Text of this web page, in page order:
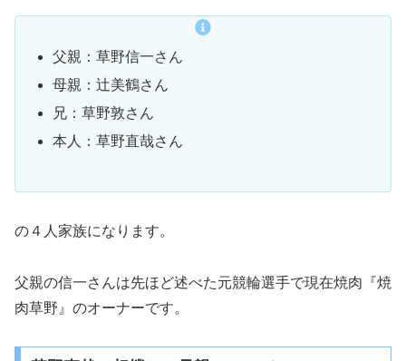
父親：草野信一さん
母親：辻美鶴さん
兄：草野敦さん
本人：草野直哉さん
の４人家族になります。
父親の信一さんは先ほど述べた元競輪選手で現在焼肉『焼
肉草野』のオーナーです。